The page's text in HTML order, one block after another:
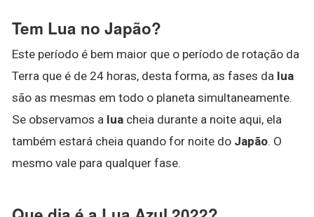
Tem Lua no Japão?
Este período é bem maior que o período de rotação da
Terra que é de 24 horas, desta forma, as fases da lua
são as mesmas em todo o planeta simultaneamente.
Se observamos a lua cheia durante a noite aqui, ela
também estará cheia quando for noite do Japão. O
mesmo vale para qualquer fase.